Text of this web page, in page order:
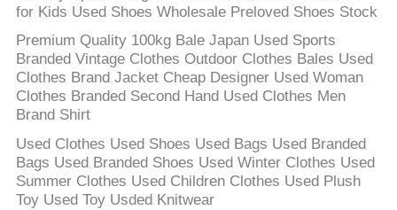
for Kids Used Shoes Wholesale Preloved Shoes Stock
Premium Quality 100kg Bale Japan Used Sports
Branded Vintage Clothes Outdoor Clothes Bales Used
Clothes Brand Jacket Cheap Designer Used Woman
Clothes Branded Second Hand Used Clothes Men
Brand Shirt
Used Clothes Used Shoes Used Bags Used Branded
Bags Used Branded Shoes Used Winter Clothes Used
Summer Clothes Used Children Clothes Used Plush
Toy Used Toy Usded Knitwear